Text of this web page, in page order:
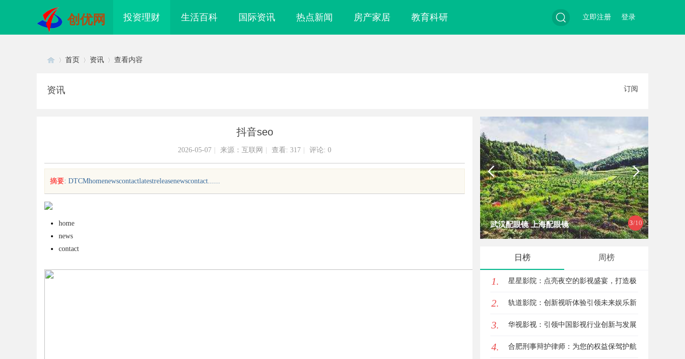
创优网 投资理财 生活百科 国际资讯 热点新闻 房产家居 教育科研 登录
立即注册
sc
首页 资讯 查看内容
资讯 订阅
抖音seo
2026-05-07 来源：互联网 查看: 317 评论: 0
摘要: DTCMhomenewscontactlatestreleasenewscontact......
home
news
contact
3/10
眼镜 上海配眼镜 武汉配眼镜 上海配眼镜
日榜 周榜
1. 星星影院：点亮夜空的影视盛宴，打造极
致观影体验
2. 轨道影院：创新视听体验引领未来娱乐新
潮流
3. 华视影视：引领中国影视行业创新与发展
的旗舰力量
4. 合肥刑事辩护律师：为您的权益保驾护航